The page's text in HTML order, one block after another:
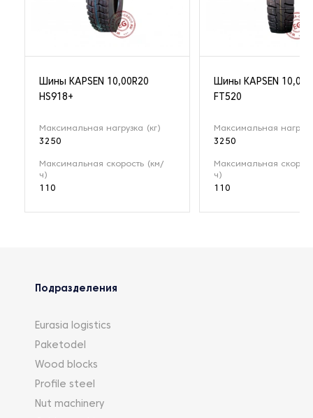
Шины KAPSEN 10,00R20
HS918+
Максимальная нагрузка (кг)
3250
Максимальная скорость (км/
ч)
110
Шины KAPSEN
FT520
Максимальная
3250
Максимальная
ч)
110
Подразделения
Eurasia logistics
Paketodel
Wood blocks
Profile steel
Nut machinery